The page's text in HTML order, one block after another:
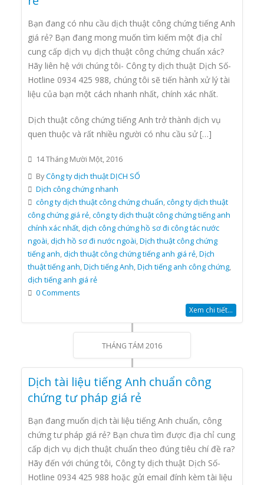
Bạn đang có nhu cầu dịch thuật công chứng tiếng Anh
giá rẻ? Bạn đang mong muốn tìm kiếm một địa chỉ
cung cấp dịch vụ dịch thuật công chứng chuẩn xác?
Hãy liên hệ với chúng tôi- Công ty dịch thuật Dịch Số-
Hotline 0934 425 988, chúng tôi sẽ tiến hành xử lý tài
liệu của bạn một cách nhanh nhất, chính xác nhất.
Dịch thuật công chứng tiếng Anh trở thành dịch vụ
quen thuộc và rất nhiều người có nhu cầu sử […]
14 Tháng Mười Một, 2016
ByCông ty dịch thuật DỊCH SỐ
Dịch công chứng nhanh
công ty dịch thuật công chứng chuẩn,công ty dịch thuật
công chứng giá rẻ,công ty dịch thuật công chứng tiếng anh
chính xác nhất,dịch công chứng hồ sơ đi công tác nước
ngoài,dịch hồ sơ đi nước ngoài,Dịch thuật công chứng
tiếng anh,dịch thuật công chứng tiếng anh giá rẻ,Dịch
thuật tiếng anh,Dịch tiếng Anh,Dịch tiếng anh công chứng,
dịch tiếng anh giá rẻ
0 Comments
Xem chi tiết...
THÁNG TÁM 2016
Dịch tài liệu tiếng Anh chuẩn công
chứng tư pháp giá rẻ
Bạn đang muốn dịch tài liệu tiếng Anh chuẩn, công
chứng tư pháp giá rẻ? Bạn chưa tìm được địa chỉ cung
cấp dịch vụ dịch thuật chuẩn theo đúng tiêu chí đề ra?
Hãy đến với chúng tôi, Công ty dịch thuật Dịch Số-
Hotline 0934 425 988 hoặc gửi email đính kèm tài liệu